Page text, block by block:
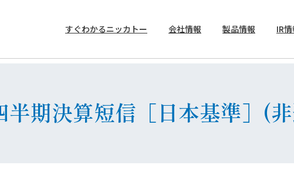
すぐわかるニッカトー 会社情報 製品情報 IR
期決算短信［日本基準］(